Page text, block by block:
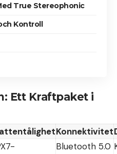
True Stereophonic
Kontroll
Ett Kraftpaket i
Konnektivitet
Bluetooth 5.0